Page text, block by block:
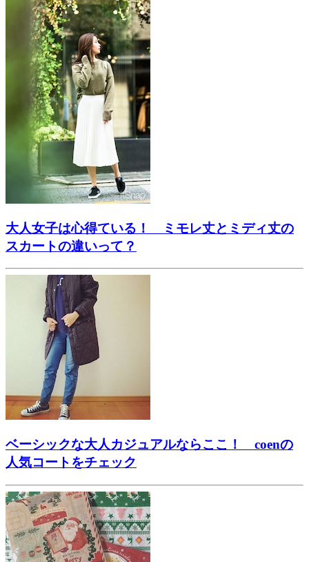
大人女子は心得ている！ ミモレ丈とミディ丈の
スカートの違いって？
ベーシックな大人カジュアルならここ！ coenの
人気コートをチェック